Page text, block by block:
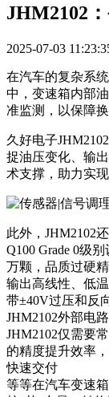
JHM2102
2025-07-03
在汽车的复杂系
中，变速箱内部
准监测，以保障
久好电子
捉油压变化、输
术支撑，助力实
此外，JHM2102
Q100 Grade 0级
万颗，品质过硬
输出高线性、低
带±40V过压和反
JHM2102外部电
JHM2102仅需要
的精度提升效率
快速交付
等等在汽车变速